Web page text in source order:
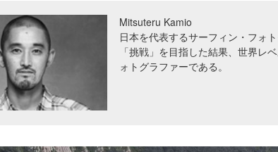
Mitsuteru Kamio
日本を代表するサーフィン・フォ
「挑戦」を目指した結果、世界レ
ォトグラファーである。